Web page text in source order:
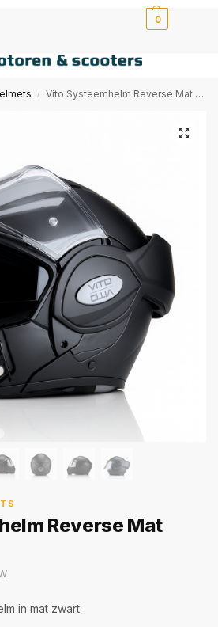
0
/ Vito Systeemhelm Reverse Mat Zwart
Reverse Mat
in mat zwart.